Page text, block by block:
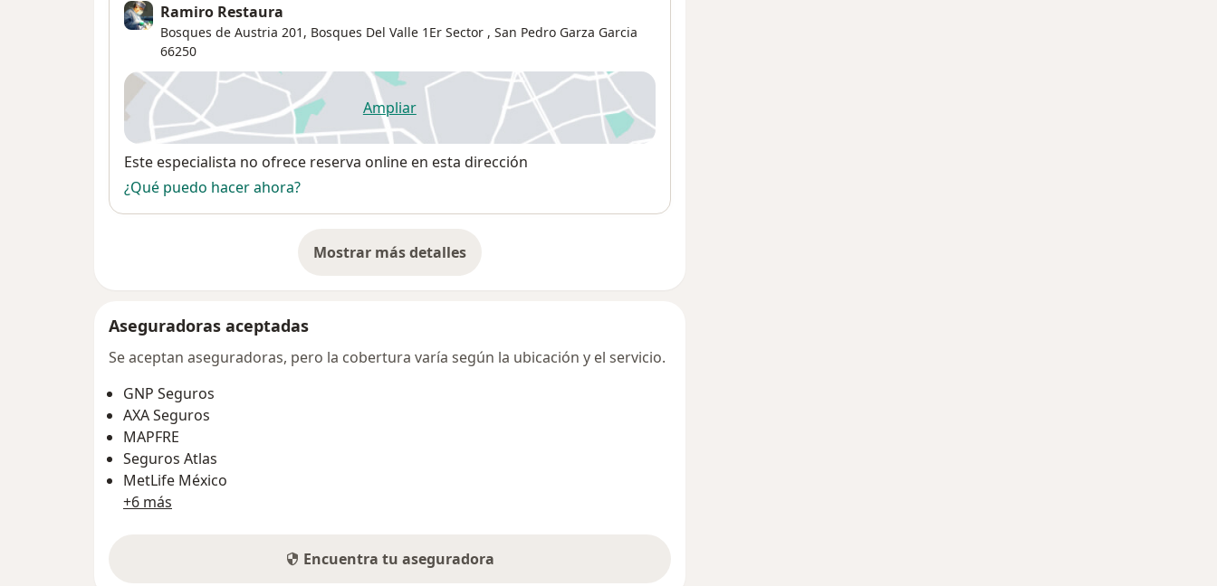
Ramiro Restaura
Bosques de Austria 201, Bosques Del Valle 1Er Sector , San Pedro Garza Garcia
66250
Ampliarse abre en una nueva pestaña
Disponibilidad
Este especialista no ofrece reserva online en esta dirección
¿Qué puedo hacer ahora?
Mostrar más detalles
sobre la dirección
Aseguradoras aceptadas
Se aceptan aseguradoras, pero la cobertura varía según la ubicación y el servicio.
GNP Seguros
AXA Seguros
MAPFRE
Seguros Atlas
MetLife México
+6 más
Encuentra tu aseguradora